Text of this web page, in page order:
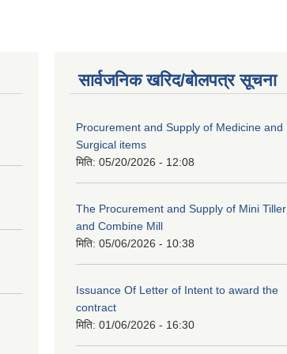
सार्वजनिक खरिद/बोलपत्र सूचना
Procurement and Supply of Medicine and
Surgical items
मिति: 05/20/2026 - 12:08
The Procurement and Supply of Mini Tiller
and Combine Mill
मिति: 05/06/2026 - 10:38
Issuance Of Letter of Intent to award the
contract
मिति: 01/06/2026 - 16:30